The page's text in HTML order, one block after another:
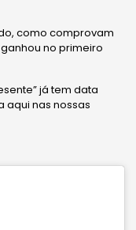
como comprovam
no primeiro
já tem data
aqui nas nossas